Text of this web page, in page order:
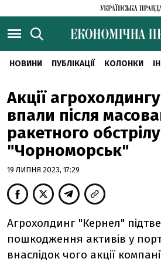
НОВИНИ ПУБЛІКАЦІЇ КОЛОНКИ
Акції
впали після
ракетного
"Чорноморськ"
19 ЛИПНЯ 2023, 17:29
Агрохолдинг "Кернел"
пошкодження активів у
внаслідок чого акції